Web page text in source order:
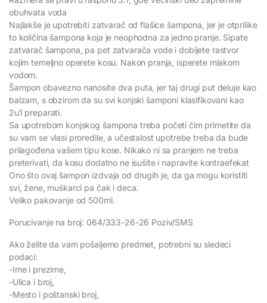
obuhvata voda
Najlakše je upotrebiti zatvarač od flašice šampona, jer je otprilike
to količina šampona koja je neophodna za jedno pranje. Sipate
zatvarač šampona, pa pet zatvarača vode i dobijete rastvor
kojim temeljno operete kosu. Nakon pranja, isperete mlakom
vodom.
Šampon obavezno nanosite dva puta, jer taj drugi put deluje kao
balzam, s obzirom da su svi konjski šamponi klasifikovani kao
2u1 preparati.
Sa upotrebom konjskog šampona treba početi čim primetite da
su vam se vlasi proredile, a učestalost upotrebe treba da bude
prilagođena vašem tipu kose. Nikako ni sa pranjem ne treba
preterivati, da kosu dodatno ne isušite i napravite kontraefekat
Ono što ovaj šampon izdvaja od drugih je, da ga mogu koristiti
svi, žene, muškarci pa čak i deca.
Veliko pakovanje od 500ml.
Porucivanje na broj: 064/333-26-26 Poziv/SMS
Ako želite da vam pošaljemo predmet, potrebni su sledeci
podaci:
-Ime i prezime,
-Ulica i broj,
-Mesto i poštanski broj,